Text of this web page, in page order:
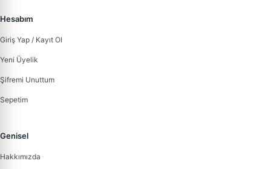
Hesabım
Giriş Yap / Kayıt Ol
Yeni Üyelik
Şifremi Unuttum
Sepetim
Genisel
Hakkımızda